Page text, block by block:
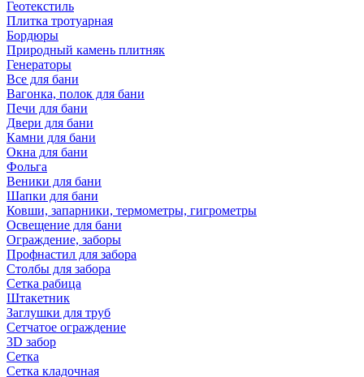
Геотекстиль
Плитка тротуарная
Бордюры
Природный камень плитняк
Генераторы
Все для бани
Вагонка, полок для бани
Печи для бани
Двери для бани
Камни для бани
Окна для бани
Фольга
Веники для бани
Шапки для бани
Ковши, запарники, термометры, гигрометры
Освещение для бани
Ограждение, заборы
Профнастил для забора
Столбы для забора
Сетка рабица
Штакетник
Заглушки для труб
Сетчатое ограждение
3D забор
Сетка
Сетка кладочная